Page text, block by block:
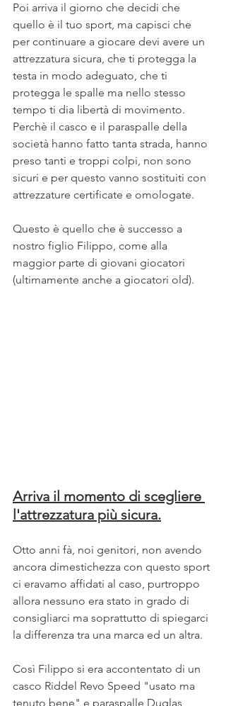
Poi arriva il giorno che decidi che
quello è il tuo sport, ma capisci che
per continuare a giocare devi avere un
attrezzatura sicura, che ti protegga la
testa in modo adeguato, che ti
protegga le spalle ma nello stesso
tempo ti dia libertà di movimento.
Perchè il casco e il paraspalle della
società hanno fatto tanta strada, hanno
preso tanti e troppi colpi, non sono
sicuri e per questo vanno sostituiti con
attrezzature certificate e omologate.
Questo è quello che è successo a
nostro figlio Filippo, come alla
maggior parte di giovani giocatori
(ultimamente anche a giocatori old).
Arriva il momento di scegliere
l'attrezzatura più sicura.
Otto anni fà, noi genitori, non avendo
ancora dimestichezza con questo sport
ci eravamo affidati al caso, purtroppo
allora nessuno era stato in grado di
consigliarci ma soprattutto di spiegarci
la differenza tra una marca ed un altra.
Così Filippo si era accontentato di un
casco Riddel Revo Speed "usato ma
tenuto bene" e paraspalle Duglas